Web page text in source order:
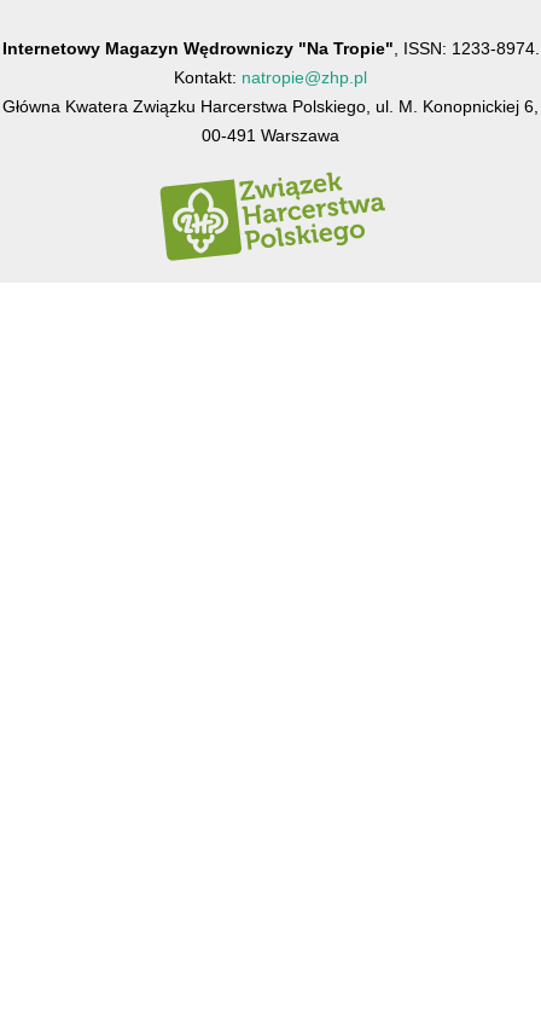
Internetowy Magazyn Wędrowniczy "Na Tropie" , ISSN: 1233-8974.
Kontakt: natropie@zhp.pl
Główna Kwatera Związku Harcerstwa Polskiego, ul. M. Konopnickiej 6,
00-491 Warszawa